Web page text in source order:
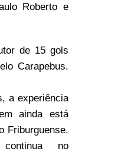
Roberto e
de 15 gols
Carapebus.
a experiência
ainda está
Friburguense.
no